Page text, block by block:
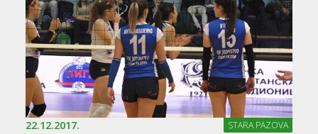
22.12.2017. STARA PAZOVA